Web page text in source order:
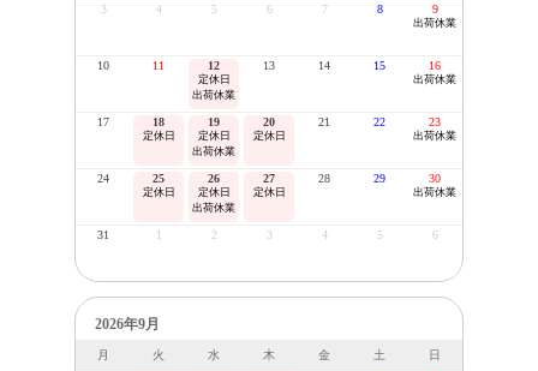
3 4 5 6 7 8 9
出荷休業
10 11 12
定休日
出荷休業
13 14 15 16
出荷休業
17 18
定休日
19
定休日
出荷休業
20
定休日
21 22 23
出荷休業
24 25
定休日
26
定休日
出荷休業
27
定休日
28 29 30
出荷休業
31 1 2 3 4 5 6
2026年9月
月 火 水 木 金 土
日